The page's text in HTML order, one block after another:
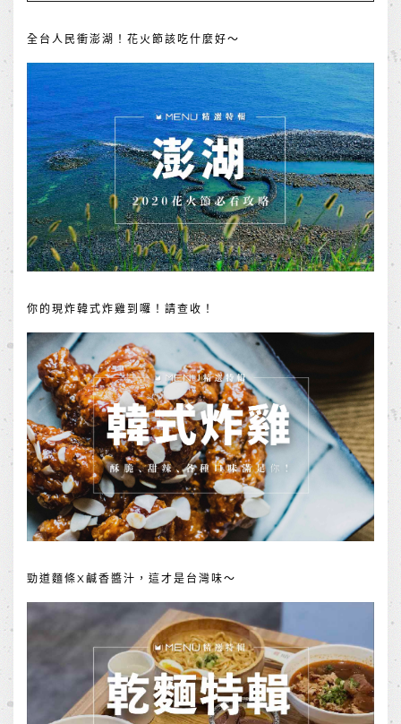
全台人民衝澎湖！花火節該吃什麼好～
你的現炸韓式炸雞到囉！請查收！
勁道麵條X鹹香醬汁，這才是台灣味～